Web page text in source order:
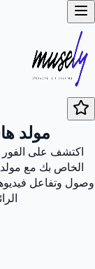
مولد
اكتشف على الفور
الخاص بك مع مولد
وصول وتفاعل